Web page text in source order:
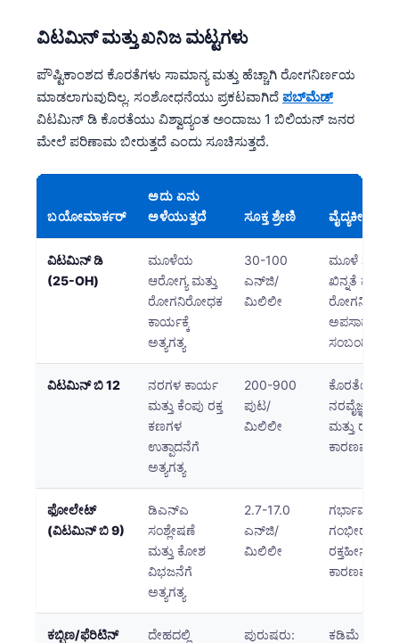
ವಿಟಮಿನ್ ಮತ್ತು ಖನಿಜ ಮಟ್ಟಗಳು
ಪೌಷ್ಟಿಕಾಂಶದ ಕೊರತೆಗಳು ಸಾಮಾನ್ಯ ಮತ್ತು ಹೆಚ್ಚಾಗಿ ರೋಗನಿರ್ಣಯ
ಮಾಡಲಾಗುವುದಿಲ್ಲ. ಸಂಶೋಧನೆಯು ಪ್ರಕಟವಾಗಿದೆ ಪಬ್‌ಮೆಡ್
ವಿಟಮಿನ್ ಡಿ ಕೊರತೆಯು ವಿಶ್ವಾದ್ಯಂತ ಅಂದಾಜು 1 ಬಿಲಿಯನ್ ಜನರ
ಮೇಲೆ ಪರಿಣಾಮ ಬೀರುತ್ತದೆ ಎಂದು ಸೂಚಿಸುತ್ತದೆ.
ಬಯೋಮಾರ್ಕರ್
ಅದು ಏನು
ಅಳೆಯುತ್ತದೆ
ಸೂಕ್ತ ಶ್ರೇಣಿ ವೈದ್ಯಕೀಯ
ವಿಟಮಿನ್ ಡಿ
(25-OH)
ಮೂಳೆಯ
ಆರೋಗ್ಯ ಮತ್ತು
ರೋಗನಿರೋಧಕ
ಕಾರ್ಯಕ್ಕೆ
ಅತ್ಯಗತ್ಯ
30-100
ಎನ್‌ಜಿ/
ಮಿಲಿಲೀ
ಮೂಳೆ ನಷ್ಟ,
ಖಿನ್ನತೆ ಮತ್ತು
ಅಪಸಾಮಾನ್ಯ
ಸಂಬಂಧಿಸಿದ
ವಿಟಮಿನ್ ಬಿ 12
ನರಗಳ ಕಾರ್ಯ
ಮತ್ತು ಕೆಂಪು ರಕ್ತ
ಕಣಗಳ
ಉತ್ಪಾದನೆಗೆ
ಅತ್ಯಗತ್ಯ
200-900
ಪುಟ/
ಮಿಲಿಲೀ
ಕೊರತೆಯು
ನರವೈಜ್ಞಾನಿಕ
ಮತ್ತು
ಫೋಲೇಟ್
(ವಿಟಮಿನ್ ಬಿ 9)
ಡಿಎನ್ಎ
ಸಂಶ್ಲೇಷಣೆ
ಮತ್ತು ಕೋಶ
ವಿಭಜನೆಗೆ
ಅತ್ಯಗತ್ಯ
2.7-17.0
ಎನ್‌ಜಿ/
ಮಿಲಿಲೀ
ಗಂಭೀರ;
ರಕ್ತಹೀನತೆಗೆ
ಕಬ್ಬಿಣ/ಫೆರಿಟಿನ್
ದೇಹದಲ್ಲಿ
ಪುರುಷರು:
ಕಡಿಮೆ
हिन्दी
Bahasa Indonesia
Íslenska
Српски језик
Azərbaycan dili
Eesti
日本語
Русский
Polski
Magyar
Shqip
বাংলা
اردو